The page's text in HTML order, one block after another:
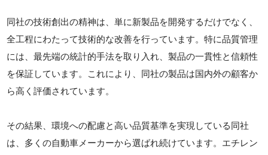
同社の技術創出の精神は、単に新製品を開発するだけでなく、
全工程にわたって技術的な改善を行っています。特に品質管理
には、最先端の統計的手法を取り入れ、製品の一貫性と信頼性
を保証しています。これにより、同社の製品は国内外の顧客か
ら高く評価されています。
その結果、環境への配慮と高い品質基準を実現している同社
は、多くの自動車メーカーから選ばれ続けています。エチレン